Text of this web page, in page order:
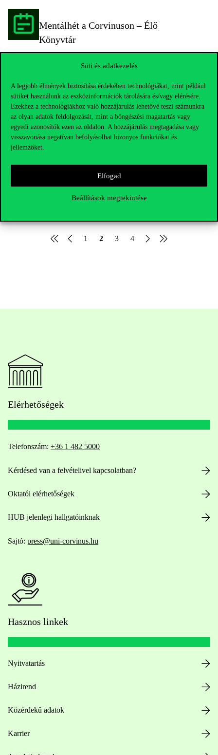
Süti és adatkezelés
A legjobb élmények biztosítása érdekében technológiákat, mint például
sütiket használunk az eszközinformációk tárolására és/vagy elérésére.
Ezekhez a technológiákhoz való hozzájárulás lehetővé teszi számunkra
az olyan adatok feldolgozását, mint a böngészési magatartás vagy
egyedi azonosítók ezen az oldalon. A hozzájárulás megtagadása vagy
visszavonása negatívan befolyásolhat bizonyos funkciókat és
jellemzőket.
Elfogad
Beállítások megtekintése
Mentálhét a Corvinuson – Élő
Könyvtár
A mentális egészség világnapja alkalmából
bánjuk jól magunkkal és egymással. A
Mentálhét 2022 keretén belül olyan
programokkal várunk, amelyek a mentális
egészségre irányítják a figyelmet.
Mentálhét a Corvinuson –
A mentális egészség világnapja alkalmából
bánjuk jól magunkkal és egymással. A
programokkal várunk, amelyek a mentális
egészségre irányítják a figyelmet.
1 2 3 4
Elérhetőségek
Telefonszám: +36 1 482 5000
Kérdésed van a felvételivel kapcsolatban?
Oktatói elérhetőségek
HUB jelenlegi hallgatóinknak
Sajtó: press@uni-corvinus.hu
Hasznos linkek
Nyitvatartás
Házirend
Közérdekű adatok
Karrier